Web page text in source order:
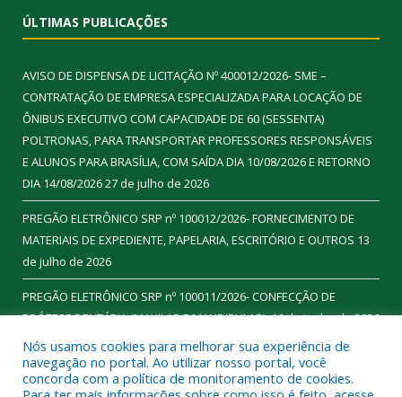
ÚLTIMAS PUBLICAÇÕES
AVISO DE DISPENSA DE LICITAÇÃO Nº 400012/2026- SME –
CONTRATAÇÃO DE EMPRESA ESPECIALIZADA PARA LOCAÇÃO DE
ÔNIBUS EXECUTIVO COM CAPACIDADE DE 60 (SESSENTA)
POLTRONAS, PARA TRANSPORTAR PROFESSORES RESPONSÁVEIS
E ALUNOS PARA BRASÍLIA, COM SAÍDA DIA 10/08/2026 E RETORNO
DIA 14/08/202627 de julho de 2026
PREGÃO ELETRÔNICO SRP nº 100012/2026- FORNECIMENTO DE
MATERIAIS DE EXPEDIENTE, PAPELARIA, ESCRITÓRIO E OUTROS 13
de julho de 2026
PREGÃO ELETRÔNICO SRP nº 100011/2026- CONFECÇÃO DE
PRÓTESE DENTÁRIA (MAXILAR E MANDIBULAR).16 de junho de 2026
Nós usamos cookies para melhorar sua experiência de
navegação no portal. Ao utilizar nosso portal, você
concorda com a política de monitoramento de cookies.